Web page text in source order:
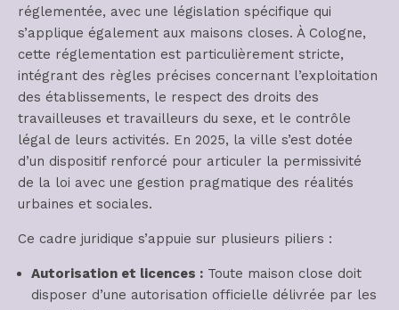
réglementée, avec une législation spécifique qui
s’applique également aux maisons closes. À Cologne,
cette réglementation est particulièrement stricte,
intégrant des règles précises concernant l’exploitation
des établissements, le respect des droits des
travailleuses et travailleurs du sexe, et le contrôle
légal de leurs activités. En 2025, la ville s’est dotée
d’un dispositif renforcé pour articuler la permissivité
de la loi avec une gestion pragmatique des réalités
urbaines et sociales.
Ce cadre juridique s’appuie sur plusieurs piliers :
Autorisation et licences : Toute maison close doit
disposer d’une autorisation officielle délivrée par les